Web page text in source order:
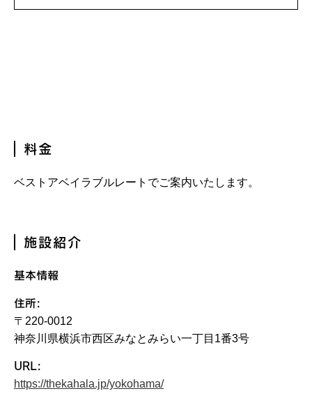
料金
ベストアベイラブルレートでご案内いたします。
施設紹介
基本情報
住所:
〒220-0012
神奈川県横浜市西区みなとみらい一丁目1番3号
URL:
https://thekahala.jp/yokohama/